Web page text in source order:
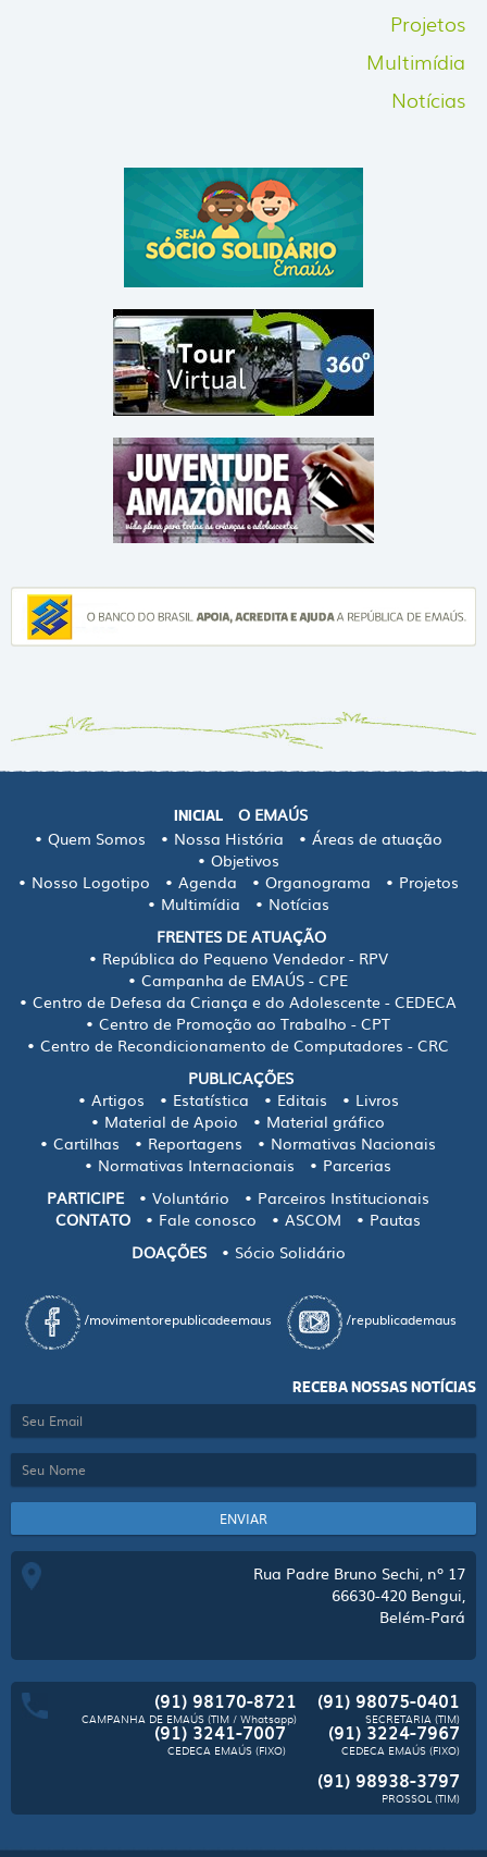
Projetos
Multimídia
Notícias
INICIAL
O EMAÚS
Quem Somos
Nossa História
Áreas de atuação
Objetivos
Nosso Logotipo
Agenda Organograma
Projetos
Multimídia
Notícias
FRENTES DE ATUAÇÃO
República do Pequeno Vendedor - RPV
Campanha de EMAÚS - CPE
Centro de Defesa da Criança e do Adolescente - CEDECA
Centro de Promoção ao Trabalho - CPT
Centro de Recondicionamento de Computadores - CRC
PUBLICAÇÕES
Artigos
Estatística Editais
Livros
Material de Apoio
Material gráfico
Cartilhas
Reportagens
Normativas Nacionais
Normativas Internacionais
Parcerias
PARTICIPE
Voluntário
Parceiros Institucionais
CONTATO
Fale conosco ASCOM
Pautas
DOAÇÕES
Sócio Solidário
/movimentorepublicadeemaus /republicademaus
RECEBA NOSSAS NOTÍCIAS
ENVIAR
Rua Padre Bruno Sechi, nº 17
66630-420 Bengui,
Belém-Pará
(91) 98170-8721
CAMPANHA DE EMAÚS (TIM / Whatsapp)
(91) 98075-0401
SECRETARIA (TIM)
(91) 3241-7007
CEDECA EMAÚS (FIXO)
(91) 3224-7967
CEDECA EMAÚS (FIXO)
(91) 98938-3797
PROSSOL (TIM)